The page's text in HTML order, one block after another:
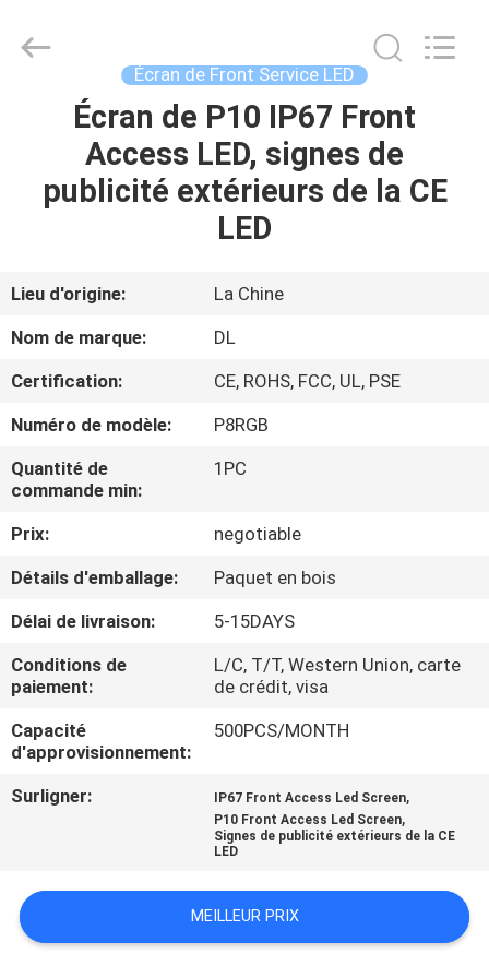
MAISON
PRODUITS
SHOW
SUJET
DE
NOUS
VISITE
D'USINE
CONTRÔLE
DE
QUALITÉ
CONTACTEZ-
NOUVELLES
Display
Labs
Écran de Front Service LED
Écran de P10 IP67 Front
Access LED, signes de
publicité extérieurs de la CE
LED
Lieu d'origine:
La Chine
Nom de marque:
DL
Certification:
CE, ROHS, FCC, UL, PSE
Numéro de modèle:
P8RGB
Quantité de
commande min:
1PC
Prix:
negotiable
Détails d'emballage:
Paquet en bois
Délai de livraison:
5-15DAYS
Conditions de
paiement:
L/C, T/T, Western Union, carte
de crédit, visa
Capacité
d'approvisionnement:
500PCS/MONTH
Surligner: IP67 Front Access Led Screen,
P10 Front Access Led Screen,
Signes de publicité extérieurs de la CE
LED
MEILLEUR PRIX